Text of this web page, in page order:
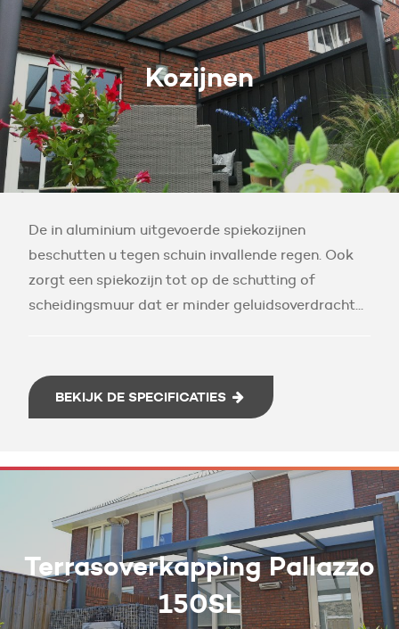
Kozijnen
De in aluminium uitgevoerde spiekozijnen
beschutten u tegen schuin invallende regen. Ook
zorgt een spiekozijn tot op de schutting of
scheidingsmuur dat er minder geluidsoverdracht...
BEKIJK DE SPECIFICATIES
Terrasoverkapping Pallazzo
150SL